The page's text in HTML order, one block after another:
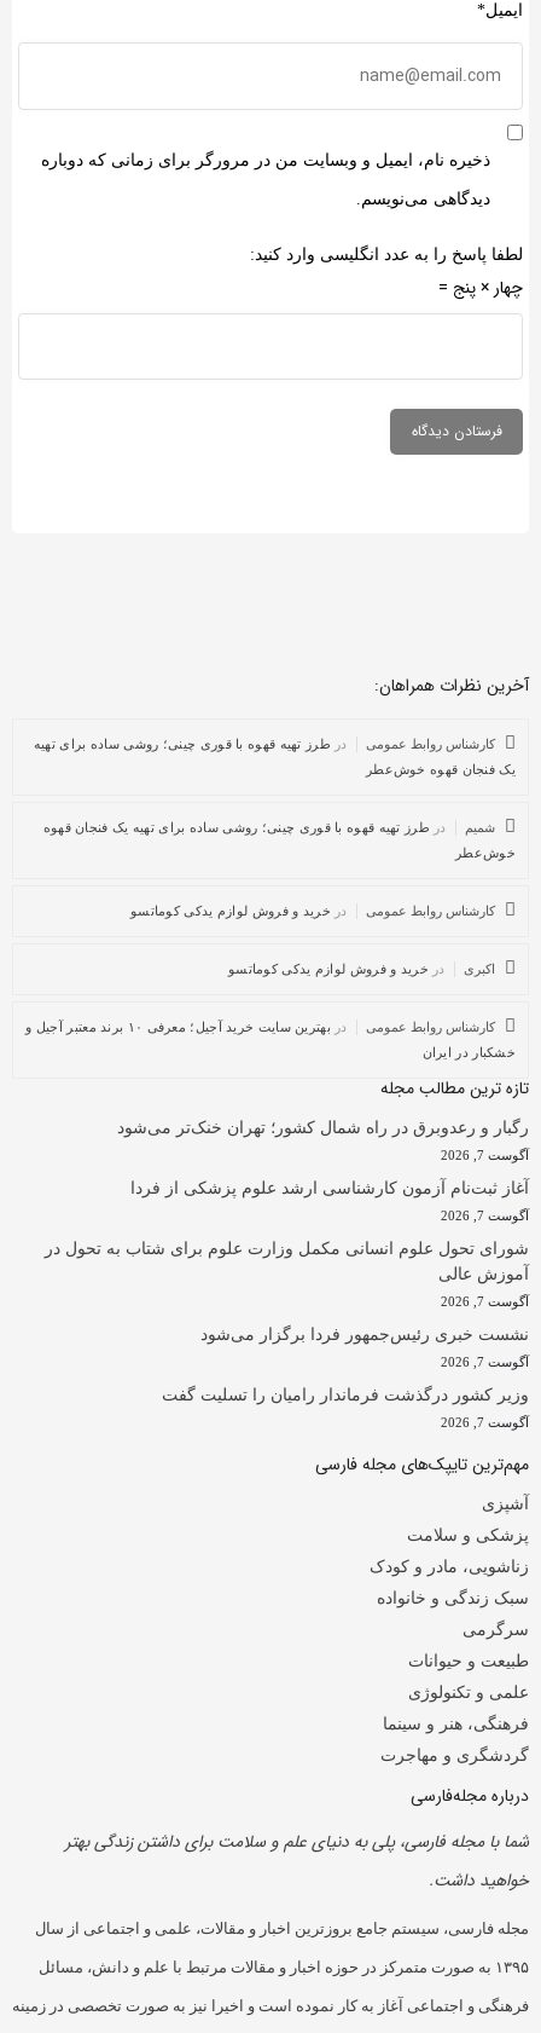
ایمیل*
ذخیره نام، ایمیل و وبسایت من در مرورگر برای زمانی که دوباره
دیدگاهی می‌نویسم.
لطفا پاسخ را به عدد انگلیسی وارد کنید:
چهار × پنج =
آخرین نظرات همراهان:
کارشناس روابط عمومی در طرز تهیه قهوه با قوری چینی؛ روشی ساده برای تهیه
یک فنجان قهوه خوش‌عطر
شمیم در طرز تهیه قهوه با قوری چینی؛ روشی ساده برای تهیه یک فنجان قهوه
خوش‌عطر
کارشناس روابط عمومی در خرید و فروش لوازم یدکی کوماتسو
اکبری در خرید و فروش لوازم یدکی کوماتسو
کارشناس روابط عمومی در
بهترین سایت خرید آجیل؛ معرفی ۱۰ برند معتبر آجیل و
خشکبار در ایران
تازه ترین مطالب مجله
رگبار و رعدوبرق در راه شمال کشور؛ تهران خنک‌تر می‌شود
آگوست 7, 2026
آغاز ثبت‌نام‌ آزمون کارشناسی ارشد علوم پزشکی از فردا
آگوست 7, 2026
شورای تحول علوم انسانی مکمل وزارت علوم برای شتاب به تحول در
آموزش عالی
آگوست 7, 2026
نشست خبری رئیس‌جمهور فردا برگزار می‌شود
آگوست 7, 2026
وزیر کشور درگذشت فرماندار رامیان را تسلیت گفت
آگوست 7, 2026
مهم‌ترین تایپک‌های مجله فارسی
آشپزی
پزشکی و سلامت
زناشویی، مادر و کودک
سبک زندگی و خانواده
سرگرمی
طبیعت و حیوانات
علمی و تکنولوژی
فرهنگی، هنر و سینما
گردشگری و مهاجرت
درباره مجله‌فارسی
شما با مجله فارسی، پلی به دنیای علم و سلامت برای داشتن زندگی بهتر
خواهید داشت.
مجله فارسی، سیستم جامع بروزترین اخبار و مقالات، علمی و اجتماعی از سال
۱۳۹۵ به صورت متمرکز در حوزه اخبار و مقالات مرتبط با علم و دانش، مسائل
فرهنگی و اجتماعی آغاز به کار نموده است و اخیرا نیز به صورت تخصصی در زمینه